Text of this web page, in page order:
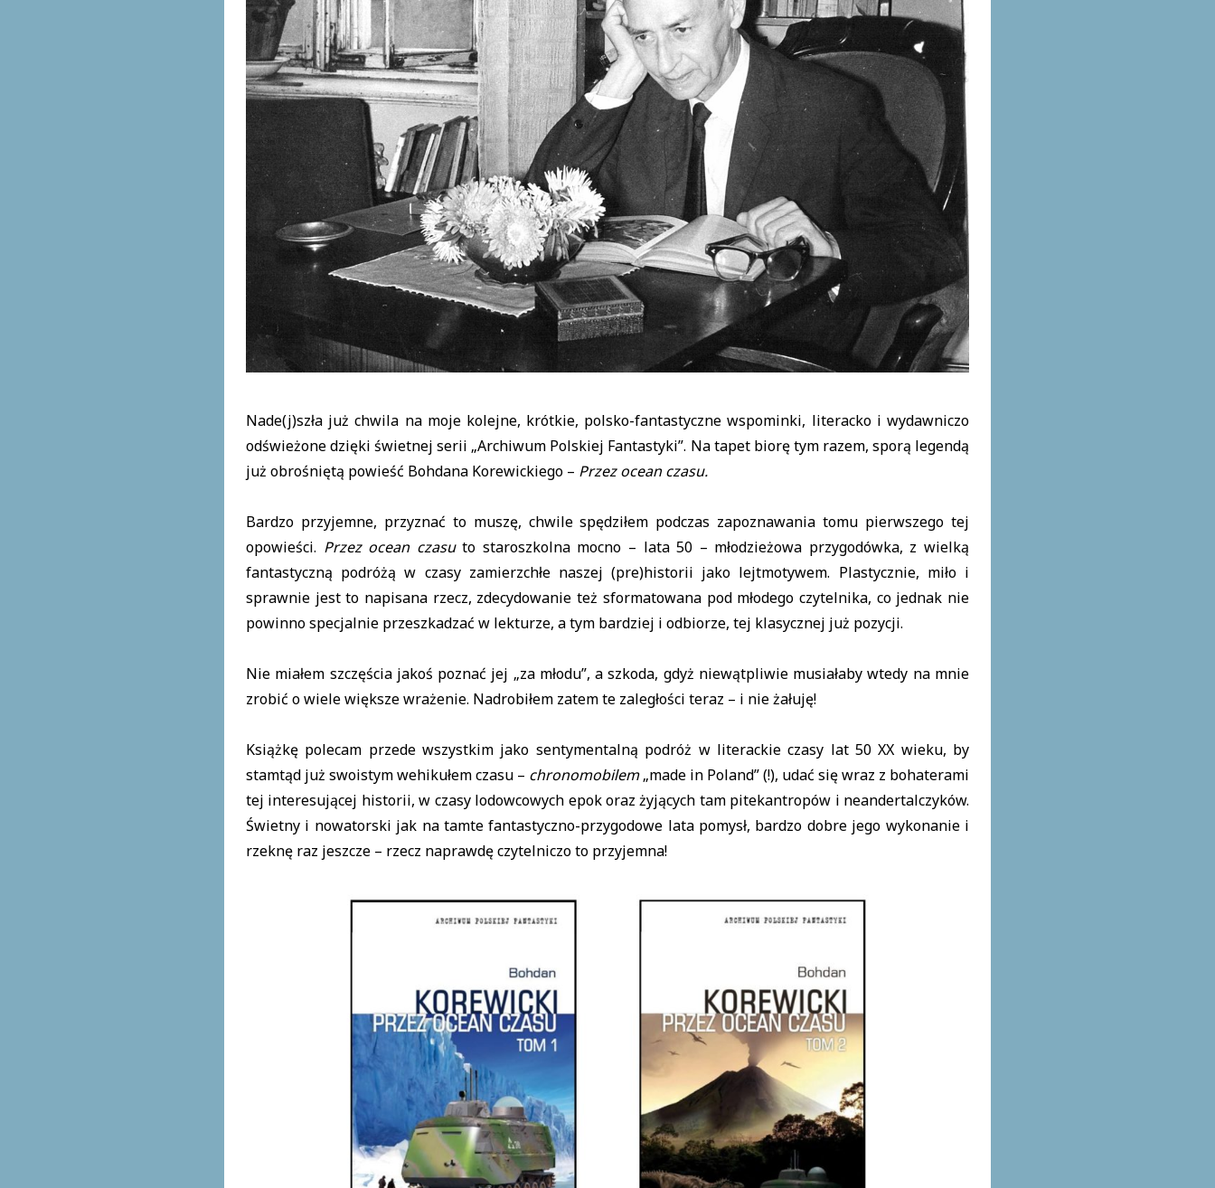
Nade(j)szła już chwila na moje kolejne, krótkie, polsko-fantastyczne wspominki, literacko i wydawniczo
odświeżone dzięki świetnej serii „Archiwum Polskiej Fantastyki”. Na tapet biorę tym razem, sporą legendą
już obrośniętą powieść Bohdana Korewickiego – Przez ocean czasu.
Bardzo przyjemne, przyznać to muszę, chwile spędziłem podczas zapoznawania tomu pierwszego tej
opowieści. Przez ocean czasuto staroszkolna mocno – lata 50 – młodzieżowa przygodówka, z wielką
fantastyczną podróżą w czasy zamierzchłe naszej (pre)historii jako lejtmotywem. Plastycznie, miło i
sprawnie jest to napisana rzecz, zdecydowanie też sformatowana pod młodego czytelnika, co jednak nie
powinno specjalnie przeszkadzać w lekturze, a tym bardziej i odbiorze, tej klasycznej już pozycji.
Nie miałem szczęścia jakoś poznać jej „za młodu”, a szkoda, gdyż niewątpliwie musiałaby wtedy na mnie
zrobić o wiele większe wrażenie. Nadrobiłem zatem te zaległości teraz – i nie żałuję!
Książkę polecam przede wszystkim jako sentymentalną podróż w literackie czasy lat 50 XX wieku, by
stamtąd już swoistym wehikułem czasu – chronomobilem„made in Poland” (!), udać się wraz z bohaterami
tej interesującej historii, w czasy lodowcowych epok oraz żyjących tam pitekantropów i neandertalczyków.
Świetny i nowatorski jak na tamte fantastyczno-przygodowe lata pomysł, bardzo dobre jego wykonanie i
rzeknę raz jeszcze – rzecz naprawdę czytelniczo to przyjemna!